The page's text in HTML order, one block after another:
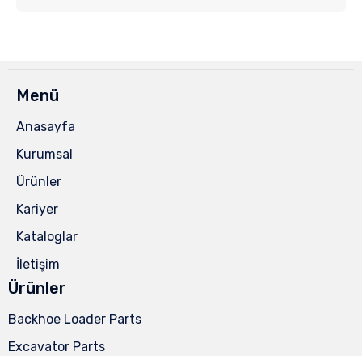
Menü
Anasayfa
Kurumsal
Ürünler
Kariyer
Kataloglar
İletişim
Ürünler
Backhoe Loader Parts
Excavator Parts